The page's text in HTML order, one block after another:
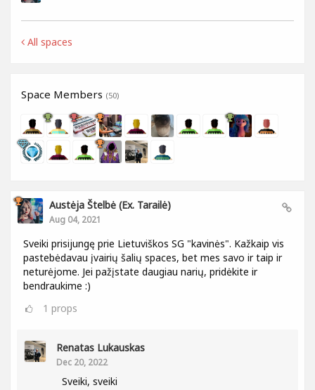
All spaces
Space Members (50)
Austėja Štelbė (ex. Tarailė)
Aug 04, 2021
Sveiki prisijungę prie Lietuviškos SG "kavinės". Kažkaip vis
pastebėdavau įvairių šalių spaces, bet mes savo ir taip ir
neturėjome. Jei pažįstate daugiau narių, pridėkite ir
bendraukime :)
1 props
Renatas Lukauskas
Dec 20, 2022
Sveiki, sveiki